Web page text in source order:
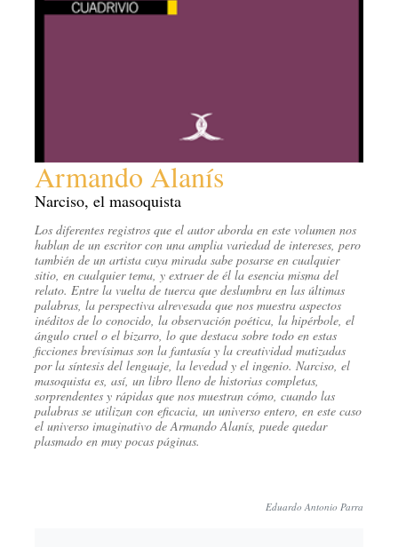
Armando Alanís
Narciso, el masoquista
Los diferentes registros que el autor aborda en este volumen nos
hablan de un escritor con una amplia variedad de intereses, pero
también de un artista cuya mirada sabe posarse en cualquier
sitio, en cualquier tema, y extraer de él la esencia misma del
relato. Entre la vuelta de tuerca que deslumbra en las últimas
palabras, la perspectiva alrevesada que nos muestra aspectos
inéditos de lo conocido, la observación poética, la hipérbole, el
ángulo cruel o el bizarro, lo que destaca sobre todo en estas
ficciones brevísimas son la fantasía y la creatividad matizadas
por la síntesis del lenguaje, la levedad y el ingenio. Narciso, el
masoquista es, así, un libro lleno de historias completas,
sorprendentes y rápidas que nos muestran cómo, cuando las
palabras se utilizan con eficacia, un universo entero, en este caso
el universo imaginativo de Armando Alanís, puede quedar
plasmado en muy pocas páginas.
Eduardo Antonio Parra